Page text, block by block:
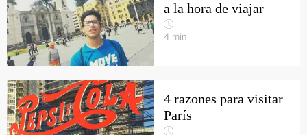
a la hora de viajar
4 min
4 razones para visitar
París